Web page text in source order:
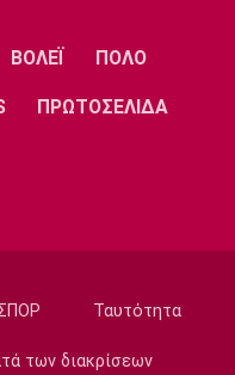
ΒΟΛΕΪ ΠΟΛΟ
ΠΡΩΤΟΣΕΛΙΔΑ
Ταυτότητα
των διακρίσεων